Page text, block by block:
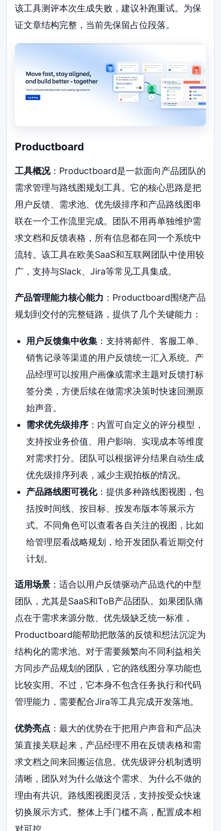
该工具测评本次生成失败，建议补跑重试。为保
证文章结构完整，当前先保留占位段落。
Productboard
工具概况：Productboard是一款面向产品团队的
需求管理与路线图规划工具。它的核心思路是把
用户反馈、需求池、优先级排序和产品路线图串
联在一个工作流里完成。团队不用再单独维护需
求文档和反馈表格，所有信息都在同一个系统中
流转。该工具在欧美SaaS和互联网团队中使用较
广，支持与Slack、Jira等常见工具集成。
产品管理能力核心能力 ：Productboard围绕产品
规划到交付的完整链路，提供了几个关键能力：
用户反馈集中收集：支持将邮件、客服工单、
销售记录等渠道的用户反馈统一汇入系统。产
品经理可以按用户画像或需求主题对反馈打标
签分类，方便后续在做需求决策时快速回溯原
始声音。
需求优先级排序：内置可自定义的评分模型，
支持按业务价值、用户影响、实现成本等维度
对需求打分。团队可以根据评分结果自动生成
优先级排序列表，减少主观拍板的情况。
产品路线图可视化：提供多种路线图视图，包
括按时间线、按目标、按发布版本等展示方
式。不同角色可以查看各自关注的视图，比如
给管理层看战略规划，给开发团队看近期交付
计划。
适用场景 ：适合以用户反馈驱动产品迭代的中型
团队，尤其是SaaS和ToB产品团队。如果团队痛
点在于需求来源分散、优先级缺乏统一标准，
Productboard能帮助把散落的反馈和想法沉淀为
结构化的需求池。对于需要频繁向不同利益相关
方同步产品规划的团队，它的路线图分享功能也
比较实用。不过，它本身不包含任务执行和代码
管理能力，需要配合Jira等工具完成开发落地。
优势亮点 ：最大的优势在于把用户声音和产品决
策直接关联起来，产品经理不用在反馈表格和需
求文档之间来回搬运信息。优先级评分机制透明
清晰，团队对为什么做这个需求、为什么不做的
理由有共识。路线图视图灵活，支持按受众快速
切换展示方式。整体上手门槛不高，配置成本相
对可控。